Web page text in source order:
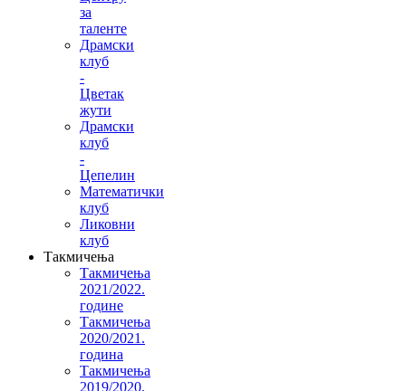
за
таленте
Драмски
клуб
-
Цветак
жути
Драмски
клуб
-
Цепелин
Математички
клуб
Ликовни
клуб
Такмичења
Такмичења
2021/2022.
године
Такмичења
2020/2021.
година
Такмичења
2019/2020.